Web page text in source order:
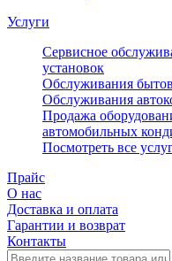
Услуги
Сервисное
установок
Обслуживания
Обслуживания
Продажа
автомобильных
Посмотреть все
Прайс
О нас
Доставка и оплата
Гарантии и возврат
Контакты